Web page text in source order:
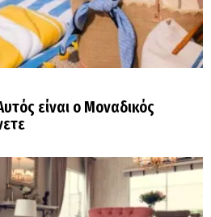
είναι ο Μοναδικός